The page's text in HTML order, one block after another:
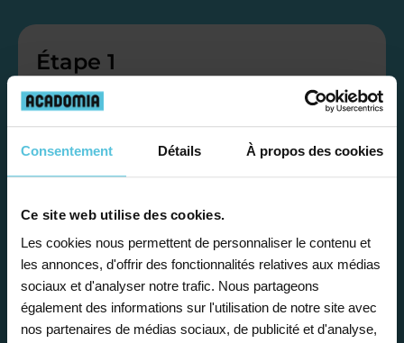
Consentement Détails À propos des cookies
Ce site web utilise des cookies.
Les cookies nous permettent de personnaliser le contenu et
les annonces, d'offrir des fonctionnalités relatives aux médias
sociaux et d'analyser notre trafic. Nous partageons
également des informations sur l'utilisation de notre site avec
nos partenaires de médias sociaux, de publicité et d'analyse,
Étape 1
Je vous propose un
bilan personnalisé
Gratuite et sans engagement, une
première étape pour faire le point sur
la situation scolaire de votre enfant, ses
besoins et vous préconiser la solution la
plus adaptée.